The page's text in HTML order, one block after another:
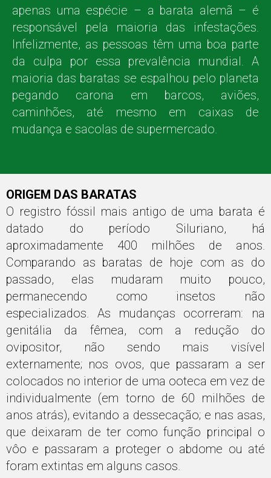
apenas uma espécie – a barata alemã – é
responsável pela maioria das infestações.
Infelizmente, as pessoas têm uma boa parte
da culpa por essa prevalência mundial. A
maioria das baratas se espalhou pelo planeta
pegando carona em barcos, aviões,
caminhões, até mesmo em caixas de
mudança e sacolas de supermercado.
ORIGEM DAS BARATAS
O registro fóssil mais antigo de uma barata é
datado do período Siluriano, há
aproximadamente 400 milhões de anos.
Comparando as baratas de hoje com as do
passado, elas mudaram muito pouco,
permanecendo como insetos não
especializados. As mudanças ocorreram: na
genitália da fêmea, com a redução do
ovipositor, não sendo mais visível
externamente; nos ovos, que passaram a ser
colocados no interior de uma ooteca em vez de
individualmente (em torno de 60 milhões de
anos atrás), evitando a dessecação; e nas asas,
que deixaram de ter como função principal o
vôo e passaram a proteger o abdome ou até
foram extintas em alguns casos.